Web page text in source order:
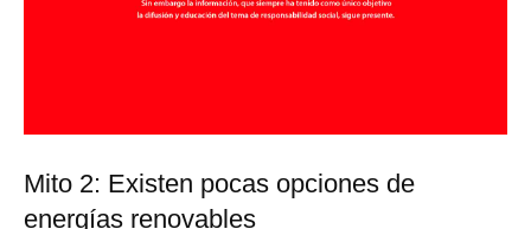
Mito 2: Existen pocas opciones de
energías renovables